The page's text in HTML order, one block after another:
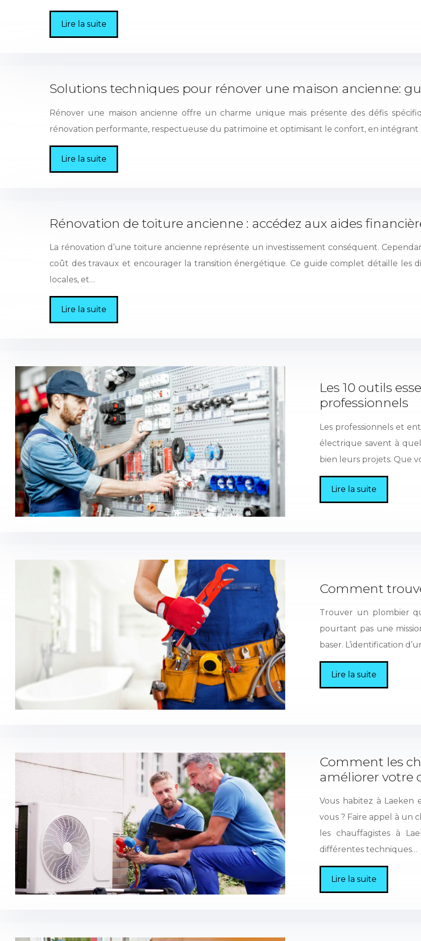
Lire la suite
Solutions techniques pour rénover une maison ancienne:
Rénover une maison ancienne offre un charme unique mais présente des défis
rénovation performante, respectueuse du patrimoine et optimisant le confort, en
Lire la suite
Rénovation de toiture ancienne : accédez aux aides
La rénovation d’une toiture ancienne représente un investissement conséquent.
coût des travaux et encourager la transition énergétique. Ce guide complet détaille les
locales, et…
Lire la suite
Les 10 outils
professionnels
Les professionnels et
électrique savent à
bien leurs projets. Que
Lire la suite
Comment
Trouver un plombier
pourtant pas une
baser. L’identification
Lire la suite
Comment les
améliorer votre
Vous habitez à
vous ? Faire appel à un
les chauffagistes à
différentes techniques…
Lire la suite